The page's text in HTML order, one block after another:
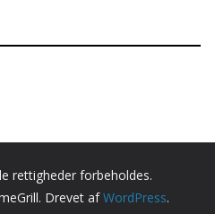
rettigheder forbeholdes.
Drevet afWordPress.